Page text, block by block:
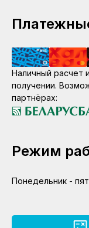
Наличный расчет
получении.
партнёрах:
Режим
Понедельник -